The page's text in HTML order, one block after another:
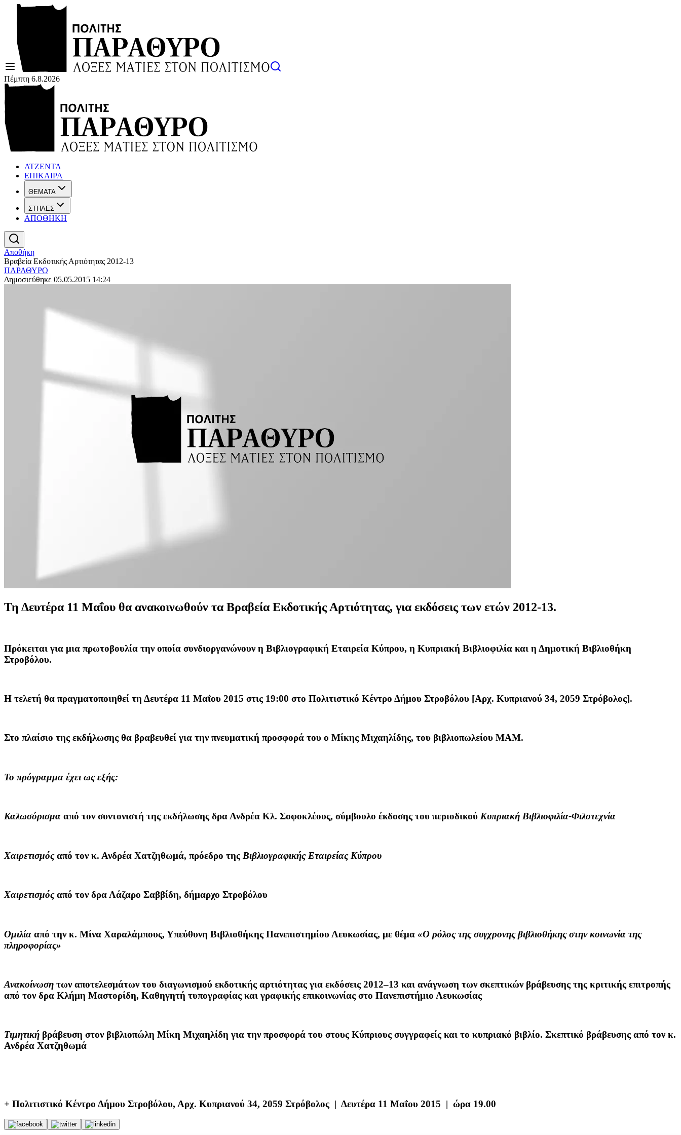
Πέμπτη 6.8.2026
ΑΤΖΕΝΤΑ
ΕΠΙΚΑΙΡΑ
ΘΕΜΑΤΑ
ΣΤΗΛΕΣ
ΑΠΟΘΗΚΗ
Αποθήκη
Βραβεία Εκδοτικής Αρτιότητας 2012-13
ΠΑΡΑΘΥΡΟ
Δημοσιεύθηκε 05.05.2015 14:24
Τη Δευτέρα 11 Μαΐου θα ανακοινωθούν τα Βραβεία Εκδοτικής Αρτιότητας, για εκδόσεις των ετών 2012-13.
Πρόκειται για μια πρωτοβουλία την οποία συνδιοργανώνουν η Βιβλιογραφική Εταιρεία Κύπρου, η Κυπριακή Βιβλιοφιλία και η Δημοτική Βιβλιοθήκη
Στροβόλου.
Η τελετή θα πραγματοποιηθεί τη Δευτέρα 11 Μαΐου 2015 στις 19:00 στο Πολιτιστικό Κέντρο Δήμου Στροβόλου [Αρχ. Κυπριανού 34, 2059 Στρόβολος].
Στο πλαίσιο της εκδήλωσης θα βραβευθεί για την πνευματική προσφορά του ο Μίκης Μιχαηλίδης, του βιβλιοπωλείου ΜΑΜ.
Το πρόγραμμα έχει ως εξής:
Καλωσόρισμα από τον συντονιστή της εκδήλωσης δρα Ανδρέα Κλ. Σοφοκλέους, σύμβουλο έκδοσης του περιοδικού Κυπριακή Βιβλιοφιλία-Φιλοτεχνία
Χαιρετισμόςαπό τονκ. Ανδρέα Χατζηθωμά, πρόεδρο της Βιβλιογραφικής Εταιρείας Κύπρου
Χαιρετισμόςαπό τονδρα Λάζαρο Σαββίδη, δήμαρχο Στροβόλου
Ομιλία από τηνκ. Μίνα Χαραλάμπους, Υπεύθυνη Βιβλιοθήκης Πανεπιστημίου Λευκωσίας, με θέμα «Ο ρόλος της συγχρονης βιβλιοθήκης στην κοινωνία της
πληροφορίας»
Ανακοίνωση των αποτελεσμάτων του διαγωνισμού εκδοτικής αρτιότητας για εκδόσεις 2012–13 και ανάγνωση των σκεπτικών βράβευσης της κριτικής επιτροπής
από τον δρα Κλήμη Μαστορίδη, Καθηγητή τυπογραφίας και γραφικής επικοινωνίας στο Πανεπιστήμιο Λευκωσίας
Τιμητική βράβευση στον βιβλιοπώλη Μίκη Μιχαηλίδη για την προσφορά του στους Κύπριους συγγραφείς και το κυπριακό βιβλίο. Σκεπτικό βράβευσης από τον κ.
Ανδρέα Χατζηθωμά
+ Πολιτιστικό Κέντρο Δήμου Στροβόλου, Αρχ. Κυπριανού 34, 2059 Στρόβολος | Δευτέρα 11 Μαΐου 2015 | ώρα 19.00